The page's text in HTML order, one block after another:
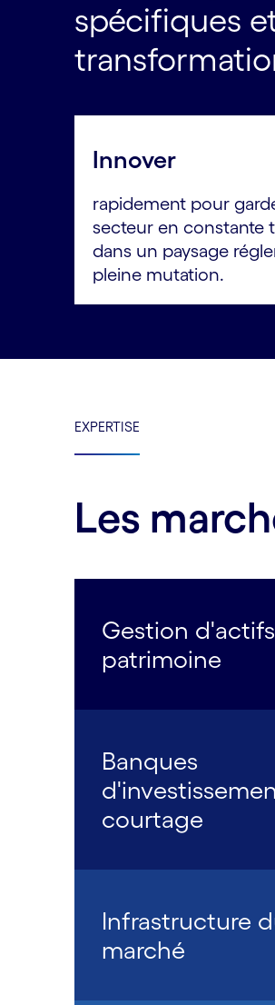
spécifiques
Innover
rapidement pour
secteur en constante
dans un paysage
pleine mutation.
EXPERTISE
Les
Gestion
patrimoine
Banques
courtage
Infrastructure
marché